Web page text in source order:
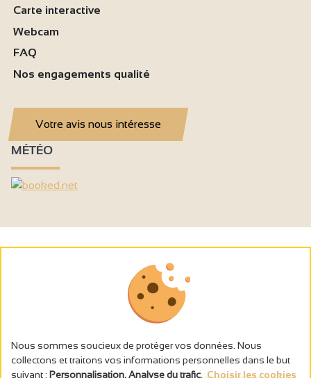
Carte interactive
Webcam
FAQ
Nos engagements qualité
Votre avis nous intéresse
MÉTÉO
Nous sommes soucieux de protéger vos données. Nous
collectons et traitons vos informations personnelles dans le but
suivant : Personnalisation, Analyse du trafic Choisir les cookies